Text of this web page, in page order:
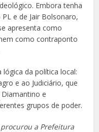
Embora tenha
e de Jair Bolsonaro,
apresenta como
como contraponto
da política local:
e ao Judiciário, que
e
grupos de poder.
a Prefeitura